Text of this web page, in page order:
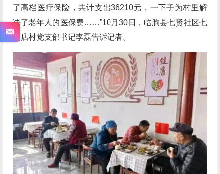
了高档医疗保险，共计支出36210元，一下子为村里解
决了老年人的医保费……”10月30日，临朐县七贤社区七
贤店村党支部书记李磊告诉记者。